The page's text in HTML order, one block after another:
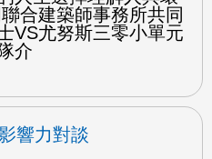
合建築師事務所共同
VS尤努斯三零小單元
介
響力對談